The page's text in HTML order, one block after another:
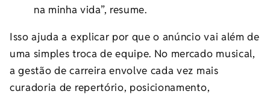
na minha vida”, resume.
Isso ajuda a explicar por que o anúncio vai além de
uma simples troca de equipe. No mercado musical,
a gestão de carreira envolve cada vez mais
curadoria de repertório, posicionamento,